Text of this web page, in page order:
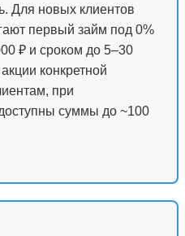
Для новых клиентов
первый займ под 0%
₽ и сроком до 5–30
конкретной
при
суммы до ~100